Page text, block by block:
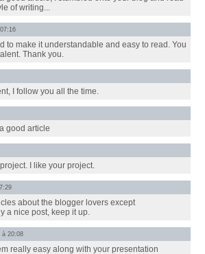
of writing...
to make it understandable and easy to read. You
Thank you.
I follow you all the time.
good article
I like your project.
about the blogger lovers except
a nice post, keep it up.
à 20:08
really easy along with your presentation